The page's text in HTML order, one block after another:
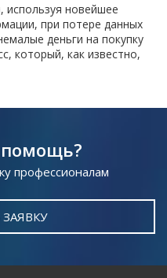
используя новейшее
при потере данных
деньги на покупку
который, как известно,
профессионалам